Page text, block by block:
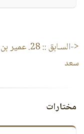
<-السـابق ::
28. عمير بن
سعد
مختارات